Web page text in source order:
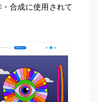
合成に使用されて